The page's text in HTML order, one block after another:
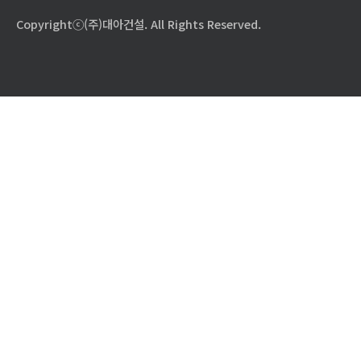
Copyrightⓒ(주)대아건설. All Rights Reserved.